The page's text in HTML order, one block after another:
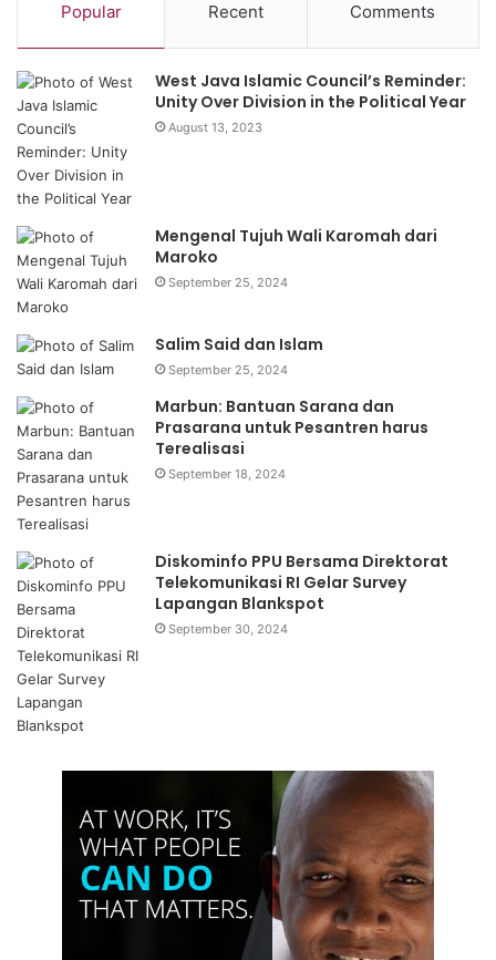
Popular Recent Comments
West Java Islamic Council’s Reminder:
Unity Over Division in the Political Year
August 13, 2023
Mengenal Tujuh Wali Karomah dari
Maroko
September 25, 2024
Salim Said dan Islam
September 25, 2024
Marbun: Bantuan Sarana dan
Prasarana untuk Pesantren harus
Terealisasi
September 18, 2024
Diskominfo PPU Bersama Direktorat
Telekomunikasi RI Gelar Survey
Lapangan Blankspot
September 30, 2024